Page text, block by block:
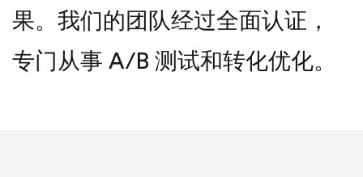
果。我们的团队经过全面认证，
专门从事 A/B 测试和转化优化。